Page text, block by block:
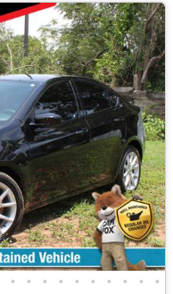
• • • • • • • • • •